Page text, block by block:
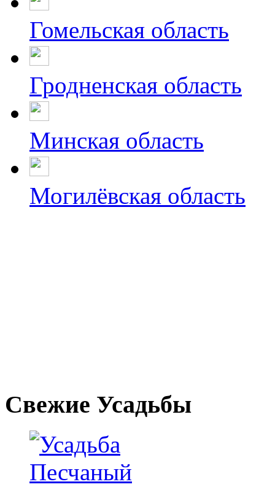
Гомельская область
Гродненская область
Минская область
Могилёвская область
Свежие Усадьбы